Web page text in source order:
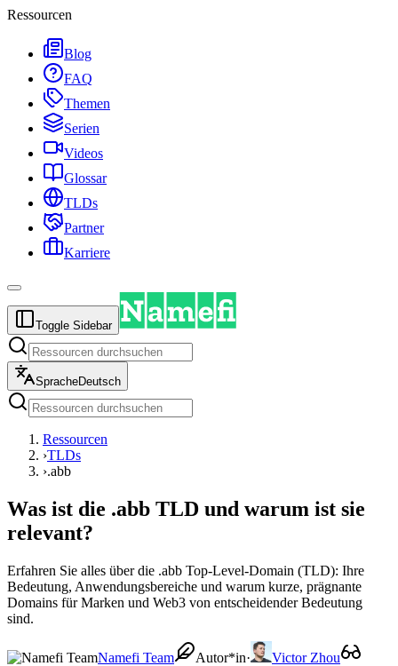
Ressourcen
Blog
FAQ
Themen
Serien
Videos
Glossar
TLDs
Partner
Karriere
Toggle Sidebar
SpracheDeutsch
Ressourcen
›TLDs
›.abb
Was ist die .abb TLD und warum ist sie
relevant?
Erfahren Sie alles über die .abb Top-Level-Domain (TLD): Ihre
Bedeutung, Anwendungsbereiche und warum kurze, prägnante
Domains für Marken und Web3 von entscheidender Bedeutung
sind.
Namefi Team Autor*in·
Victor Zhou